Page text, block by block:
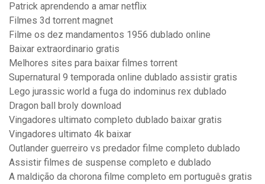
Patrick aprendendo a amar netflix
Filmes 3d torrent magnet
Filme os dez mandamentos 1956 dublado online
Baixar extraordinario gratis
Melhores sites para baixar filmes torrent
Supernatural 9 temporada online dublado assistir gratis
Lego jurassic world a fuga do indominus rex dublado
Dragon ball broly download
Vingadores ultimato completo dublado baixar gratis
Vingadores ultimato 4k baixar
Outlander guerreiro vs predador filme completo dublado
Assistir filmes de suspense completo e dublado
A maldição da chorona filme completo em português gratis